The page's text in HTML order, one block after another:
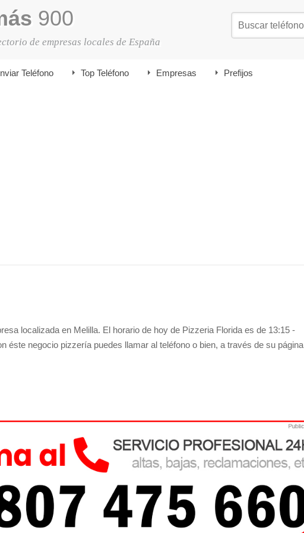
900
de empresas locales de España
Teléfono Top Teléfono Empresas Prefijos
localizada en Melilla. El horario de hoy de Pizzeria Florida es de 13:15 -
éste negocio pizzería puedes llamar al teléfono o bien, a través de su página